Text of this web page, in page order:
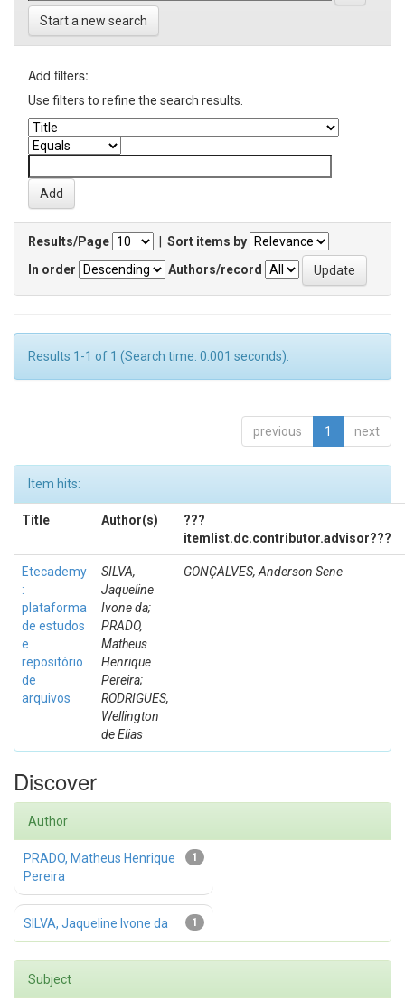
Start a new search
Add filters:
Use filters to refine the search results.
Results/Page
Sort items by
In order
Authors/record
Results 1-1 of 1 (Search time: 0.001 seconds).
previous 1 next
Item hits:
Title Author(s)
???
itemlist.dc.contributor.advisor???
Etecademy
:
plataforma
de estudos
e
repositório
de
arquivos
SILVA,
Jaqueline
Ivone da;
PRADO,
Matheus
Henrique
Pereira;
RODRIGUES,
Wellington
de Elias
GONÇALVES, Anderson Sene
Discover
Author
1
PRADO, Matheus Henrique
Pereira
1
SILVA, Jaqueline Ivone da
Subject